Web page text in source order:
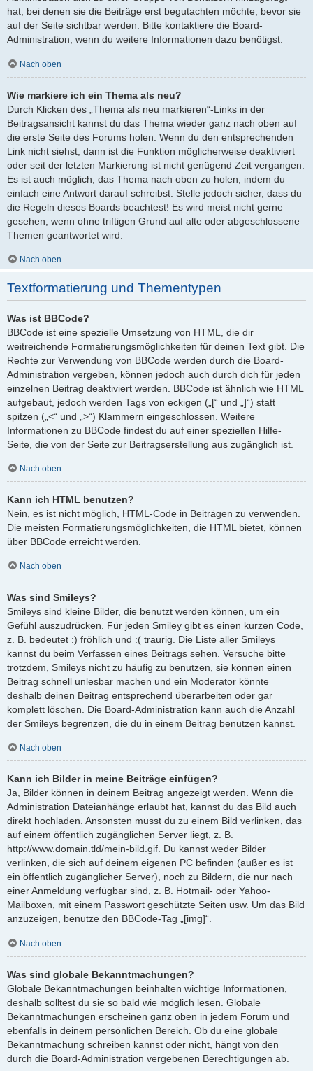
hat, bei denen sie die Beiträge erst begutachten möchte, bevor sie
auf der Seite sichtbar werden. Bitte kontaktiere die Board-
Administration, wenn du weitere Informationen dazu benötigst.
Nach oben
Wie markiere ich ein Thema als neu?
Durch Klicken des „Thema als neu markieren“-Links in der
Beitragsansicht kannst du das Thema wieder ganz nach oben auf
die erste Seite des Forums holen. Wenn du den entsprechenden
Link nicht siehst, dann ist die Funktion möglicherweise deaktiviert
oder seit der letzten Markierung ist nicht genügend Zeit vergangen.
Es ist auch möglich, das Thema nach oben zu holen, indem du
einfach eine Antwort darauf schreibst. Stelle jedoch sicher, dass du
die Regeln dieses Boards beachtest! Es wird meist nicht gerne
gesehen, wenn ohne triftigen Grund auf alte oder abgeschlossene
Themen geantwortet wird.
Nach oben
Textformatierung und Thementypen
Was ist BBCode?
BBCode ist eine spezielle Umsetzung von HTML, die dir
weitreichende Formatierungsmöglichkeiten für deinen Text gibt. Die
Rechte zur Verwendung von BBCode werden durch die Board-
Administration vergeben, können jedoch auch durch dich für jeden
einzelnen Beitrag deaktiviert werden. BBCode ist ähnlich wie HTML
aufgebaut, jedoch werden Tags von eckigen („[“ und „]“) statt
spitzen („<“ und „>“) Klammern eingeschlossen. Weitere
Informationen zu BBCode findest du auf einer speziellen Hilfe-
Seite, die von der Seite zur Beitragserstellung aus zugänglich ist.
Nach oben
Kann ich HTML benutzen?
Nein, es ist nicht möglich, HTML-Code in Beiträgen zu verwenden.
Die meisten Formatierungsmöglichkeiten, die HTML bietet, können
über BBCode erreicht werden.
Nach oben
Was sind Smileys?
Smileys sind kleine Bilder, die benutzt werden können, um ein
Gefühl auszudrücken. Für jeden Smiley gibt es einen kurzen Code,
z. B. bedeutet :) fröhlich und :( traurig. Die Liste aller Smileys
kannst du beim Verfassen eines Beitrags sehen. Versuche bitte
trotzdem, Smileys nicht zu häufig zu benutzen, sie können einen
Beitrag schnell unlesbar machen und ein Moderator könnte
deshalb deinen Beitrag entsprechend überarbeiten oder gar
komplett löschen. Die Board-Administration kann auch die Anzahl
der Smileys begrenzen, die du in einem Beitrag benutzen kannst.
Nach oben
Kann ich Bilder in meine Beiträge einfügen?
Ja, Bilder können in deinem Beitrag angezeigt werden. Wenn die
Administration Dateianhänge erlaubt hat, kannst du das Bild auch
direkt hochladen. Ansonsten musst du zu einem Bild verlinken, das
auf einem öffentlich zugänglichen Server liegt, z. B.
http://www.domain.tld/mein-bild.gif. Du kannst weder Bilder
verlinken, die sich auf deinem eigenen PC befinden (außer es ist
ein öffentlich zugänglicher Server), noch zu Bildern, die nur nach
einer Anmeldung verfügbar sind, z. B. Hotmail- oder Yahoo-
Mailboxen, mit einem Passwort geschützte Seiten usw. Um das Bild
anzuzeigen, benutze den BBCode-Tag „[img]“.
Nach oben
Was sind globale Bekanntmachungen?
Globale Bekanntmachungen beinhalten wichtige Informationen,
deshalb solltest du sie so bald wie möglich lesen. Globale
Bekanntmachungen erscheinen ganz oben in jedem Forum und
ebenfalls in deinem persönlichen Bereich. Ob du eine globale
Bekanntmachung schreiben kannst oder nicht, hängt von den
durch die Board-Administration vergebenen Berechtigungen ab.